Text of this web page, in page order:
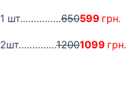
1 шт...............650599 грн.
2шт..............12001099 грн.